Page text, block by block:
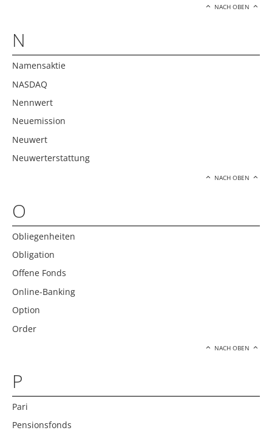
NACH OBEN
N
Namensaktie
NASDAQ
Nennwert
Neuemission
Neuwert
Neuwerterstattung
NACH OBEN
O
Obliegenheiten
Obligation
Offene Fonds
Online-Banking
Option
Order
NACH OBEN
P
Pari
Pensionsfonds